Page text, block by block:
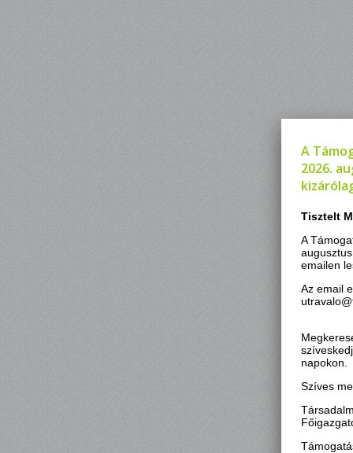
A
2026.
Tisztelt
A
emailen
Az email
napokon.
Szíves